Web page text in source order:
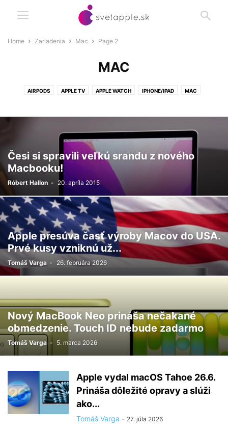
Home Zariadenia Mac Page 2
MAC
AIRPODS APPLE TV APPLE WATCH IPHONE/IPAD MAC
Česi si spravili veľkú srandu z nového
Macbooku!
Róbert Hallon - 20. apríla 2015
Apple presúva časť výroby Macov do USA.
Prvé kusy vzniknú už...
Tomáš Varga - 26. februára 2026
Nový MacBook Neo prináša nečakané
obmedzenie. Touch ID nebude zadarmo
Tomáš Varga - 5. marca 2026
Apple vydal macOS Tahoe 26.6.
Prináša dôležité opravy a slúži
ako...
Tomáš Varga - 27. júla 2026